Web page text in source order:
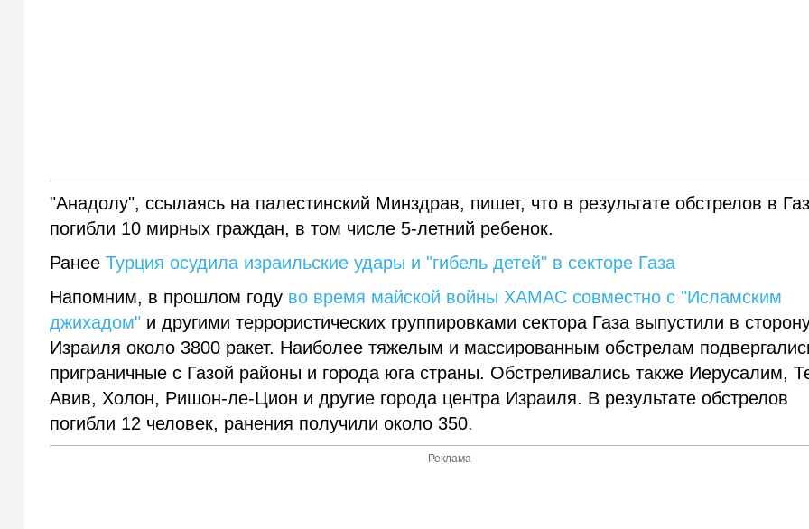
"Анадолу", ссылаясь на палестинский Минздрав, пишет, что в результате обстрелов в
погибли 10 мирных граждан, в том числе 5-летний ребенок.
РанееТурция осудила израильские удары и "гибель детей" в секторе Газа
Напомним, в прошлом году во время майской войны ХАМАС совместно с "Исламским
джихадом" и другими террористических группировками сектора Газа выпустили в
Израиля около 3800 ракет. Наиболее тяжелым и массированным обстрелам
приграничные с Газой районы и города юга страны. Обстреливались также Иерусалим,
Авив, Холон, Ришон-ле-Цион и другие города центра Израиля. В результате обстрелов
погибли 12 человек, ранения получили около 350.
Реклама